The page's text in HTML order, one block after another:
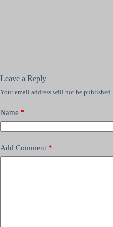
Leave a Reply
Your email address will not be published.
Name *
Add Comment *